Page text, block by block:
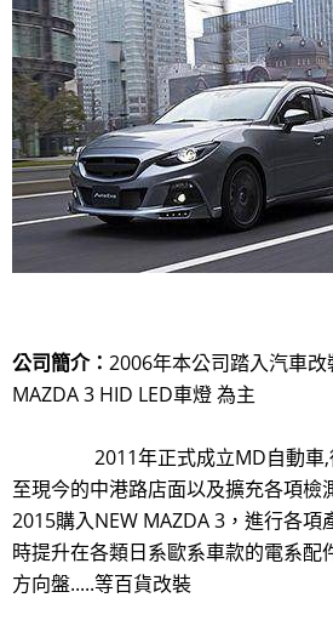
公司簡介： 2006年本公司踏入汽車
MAZDA 3 HID LED車燈 為主
2011年正式成立MD自動車,
至現今的中港路店面以及擴充各項檢
2015購入NEW MAZDA 3，進行各項
時提升在各類日系歐系車款的電系配
方向盤.....等百貨改裝